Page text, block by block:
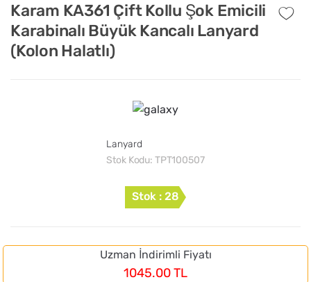
Karam KA361 Çift Kollu Şok Emicili
Karabinalı Büyük Kancalı Lanyard
(Kolon Halatlı)
Lanyard
Stok Kodu: TPT100507
Stok : 28
Uzman İndirimli Fiyatı
1045.00 TL